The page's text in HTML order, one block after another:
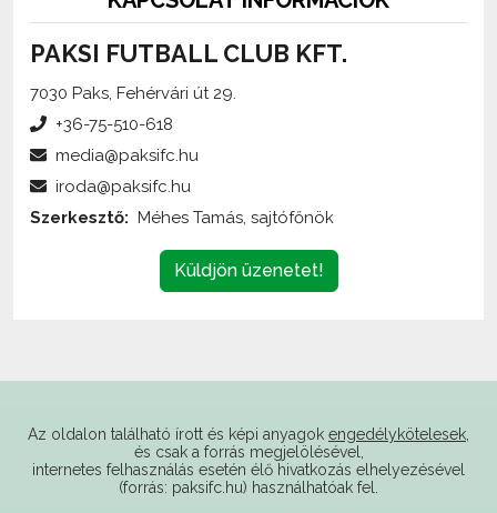
PAKSI FUTBALL CLUB KFT.
7030 Paks, Fehérvári út 29.
Küldjön üzenetet!
internetes felhasználás esetén élő hivatkozás elhelyezésével
(forrás: paksifc.hu) használhatóak fel.
Támogatóink